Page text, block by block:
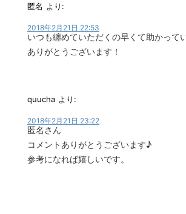
匿名 より:
2018年2月21日 22:53
いつも纏めていただくの早くて助かって
ありがとうございます！
quucha より:
2018年2月21日 23:22
匿名さん
コメントありがとうございます♪
参考になれば嬉しいです。